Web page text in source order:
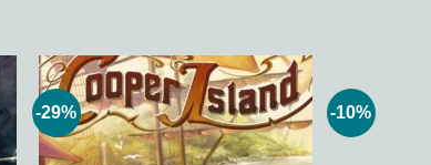
-29%
Add to
wishlist
-10%